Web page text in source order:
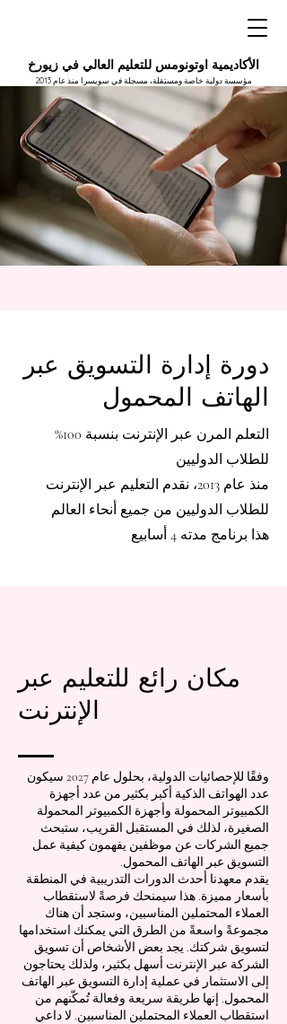
الأكاديمية اوتونومس للتعليم العالي في زيورخ
مؤسسة دولية خاصة ومستقلة، مسجلة في سويسرا منذ عام 2013
دورة إدارة التسويق عبر
الهاتف المحمول
التعلم المرن عبر الإنترنت بنسبة 100%
للطلاب الدوليين
منذ عام 2013، نقدم التعليم عبر الإنترنت
للطلاب الدوليين من جميع أنحاء العالم
هذا برنامج مدته 4 أسابيع
مكان رائع للتعليم عبر
الإنترنت
وفقًا للإحصائيات الدولية، بحلول عام 2027 سيكون
عدد الهواتف الذكية أكبر بكثير من عدد أجهزة
الكمبيوتر المحمولة وأجهزة الكمبيوتر المحمولة
الصغيرة، لذلك في المستقبل القريب، ستبحث
جميع الشركات عن موظفين يفهمون كيفية عمل
التسويق عبر الهاتف المحمول.
يقدم معهدنا أحدث الدورات التدريبية في المنطقة
بأسعار مميزة. هذا سيمنحك فرصةً لاستقطاب
العملاء المحتملين المناسبين، وستجد أن هناك
مجموعةً واسعةً من الطرق التي يمكنك استخدامها
لتسويق شركتك. يجد بعض الأشخاص أن تسويق
الشركة عبر الإنترنت أسهل بكثير، ولذلك يحتاجون
إلى الاستثمار في عملية إدارة التسويق عبر الهاتف
المحمول. إنها طريقة سريعة وفعالة تُمكّنهم من
استقطاب العملاء المحتملين المناسبين. لا داعي